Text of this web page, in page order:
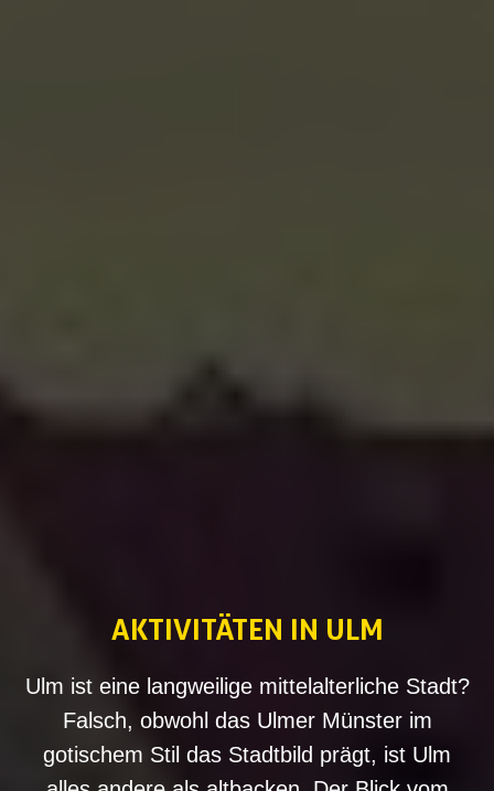
AKTIVITÄTEN ‌IN ULM
Ulm ist eine langweilige mittelalterliche Stadt?
Falsch, obwohl das Ulmer Münster im
gotischem Stil das Stadtbild prägt, ist Ulm